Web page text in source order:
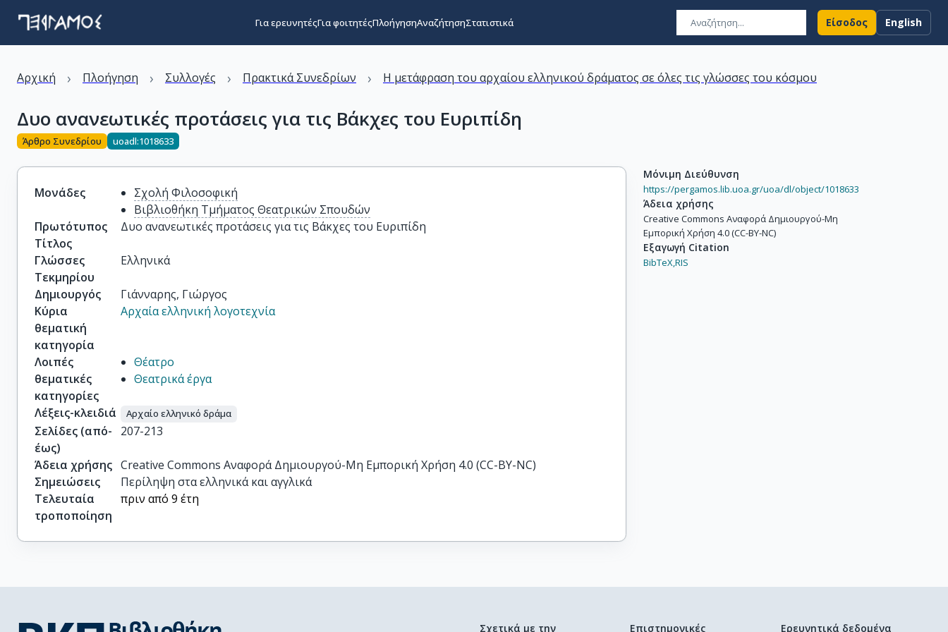
Για ερευνητέςΓια φοιτητέςΠλοήγησηΑναζήτησηΣτατιστικά Είσοδος English
Αρχική › Πλοήγηση › Συλλογές › Πρακτικά Συνεδρίων › Η μετάφραση του αρχαίου ελληνικού δράματος σε όλες τις γλώσσες του κόσμου
Δυο ανανεωτικές προτάσεις για τις Βάκχες του Ευριπίδη
Άρθρο Συνεδρίου uoadl:1018633
Μονάδες
Σχολή Φιλοσοφική
Βιβλιοθήκη Τμήματος Θεατρικών Σπουδών
Πρωτότυπος
Τίτλος
Δυο ανανεωτικές προτάσεις για τις Βάκχες του Ευριπίδη
Γλώσσες
Τεκμηρίου
Ελληνικά
Δημιουργός
Γιάνναρης, Γιώργος
Κύρια
θεματική
κατηγορία
Αρχαία ελληνική λογοτεχνία
Λοιπές
θεματικές
κατηγορίες
Θέατρο
Θεατρικά έργα
Λέξεις-κλειδιά Αρχαίο ελληνικό δράμα
Σελίδες (από-
έως)
207-213
Άδεια χρήσης Creative Commons Αναφορά Δημιουργού-Μη Εμπορική Χρήση 4.0 (CC-BY-NC)
Σημειώσεις
Περίληψη στα ελληνικά και αγγλικά
Τελευταία
τροποποίηση
πριν από 9 έτη
Μόνιμη Διεύθυνση
https://pergamos.lib.uoa.gr/uoa/dl/object/1018633
Άδεια χρήσης
Creative Commons Αναφορά Δημιουργού-Μη
Εμπορική Χρήση 4.0 (CC-BY-NC)
Εξαγωγή Citation
BibTeX,RIS
Σχετικά με την Επιστημονικές Ερευνητικά δεδομένα